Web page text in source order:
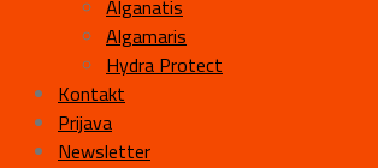
Alganatis
Algamaris
Hydra Protect
Kontakt
Prijava
Newsletter